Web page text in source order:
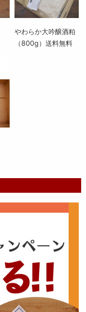
やわらか大吟醸酒粕
（800g）送料無料